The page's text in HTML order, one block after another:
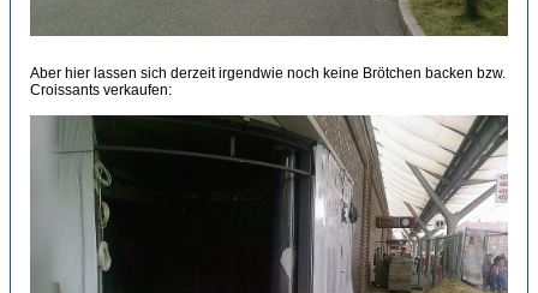
Aber hier lassen sich derzeit irgendwie noch keine Brötchen backen bzw.
Croissants verkaufen: